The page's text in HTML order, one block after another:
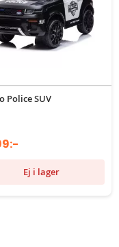
Police SUV
Ej i lager